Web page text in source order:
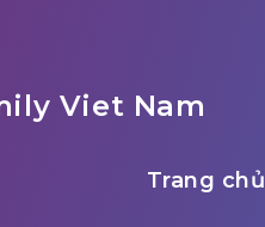
Viet Nam
Trang chủ